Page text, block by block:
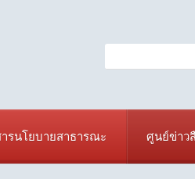
รนโยบายสาธารณะ ศูนย์ข่าว